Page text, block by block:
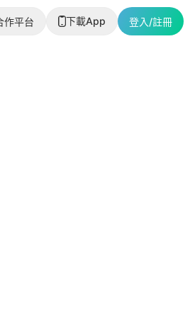
作平台 下載App 登入/註冊